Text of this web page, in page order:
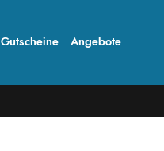
Gutscheine Angebote